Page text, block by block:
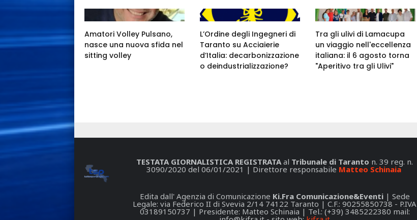
Amatori Volley Pulsano,
nasce una nuova sfida nel
sitting volley
L’Ordine degli Ingegneri di
Taranto su Acciaierie
d’Italia: decarbonizzazione
o deindustrializzazione?
Tra gli ulivi di Lamacupa
un viaggio nell'eccellenza
italiana: il 6 agosto torna
"Aperitivo tra gli Ulivi"
TESTATA GIORNALISTICA REGISTRATAal Tribunale di Taranto n. 39 reg. n.
3090/2020 del 06/01/2021 | Direttore responsabile Matteo Schinaia
Edita dall' Agenzia di Comunicazione Ki.Fra Comunicazione&Eventi| Sede
Legale: via Federico II di Svevia 2/14 74122 Taranto | C.F.: 90255850738 - P.IVA
03189150737 | Presidente: Matteo Schinaia | Tel.: (+39) 3485222380 mail: